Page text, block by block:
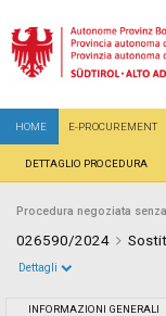
HOME E-PROCUREMENT
DETTAGLIO PROCEDURA
Procedura negoziata
026590/2024
Dettagli
INFORMAZIONI GENERALI